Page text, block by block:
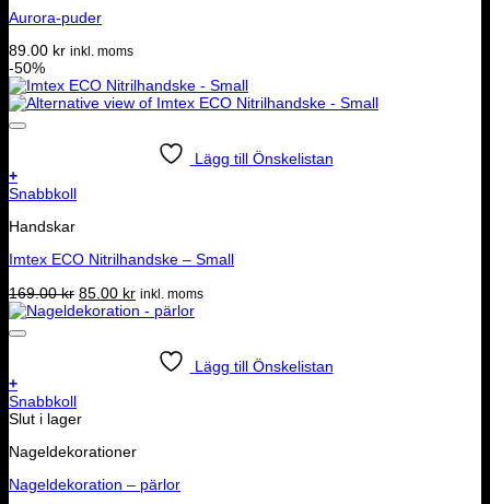
Aurora-puder
89.00 kr inkl. moms
-50%
Lägg till Önskelistan
+
Snabbkoll
Handskar
Imtex ECO Nitrilhandske – Small
169.00kr Det
ursprungliga
85.00 krDet
nuvarande
85.00 kr.
inkl. moms
Lägg till Önskelistan
+
Snabbkoll
Slut i lager
Nageldekorationer
Nageldekoration – pärlor